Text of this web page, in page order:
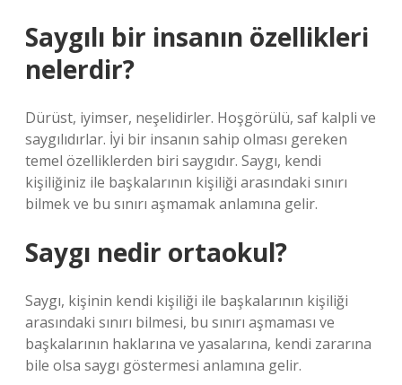
Saygılı bir insanın özellikleri
nelerdir?
Dürüst, iyimser, neşelidirler. Hoşgörülü, saf kalpli ve
saygılıdırlar. İyi bir insanın sahip olması gereken
temel özelliklerden biri saygıdır. Saygı, kendi
kişiliğiniz ile başkalarının kişiliği arasındaki sınırı
bilmek ve bu sınırı aşmamak anlamına gelir.
Saygı nedir ortaokul?
Saygı, kişinin kendi kişiliği ile başkalarının kişiliği
arasındaki sınırı bilmesi, bu sınırı aşmaması ve
başkalarının haklarına ve yasalarına, kendi zararına
bile olsa saygı göstermesi anlamına gelir.